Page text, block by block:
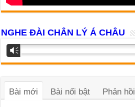
NGHE ĐÀI CHÂN LÝ Á CHÂU
Trình
phát
âm
Vm
Bài mới Bài nổi bật Phản hồi